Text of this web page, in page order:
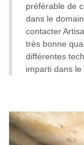
préférable de
dans le
contacter
très bonne
différentes
imparti dans